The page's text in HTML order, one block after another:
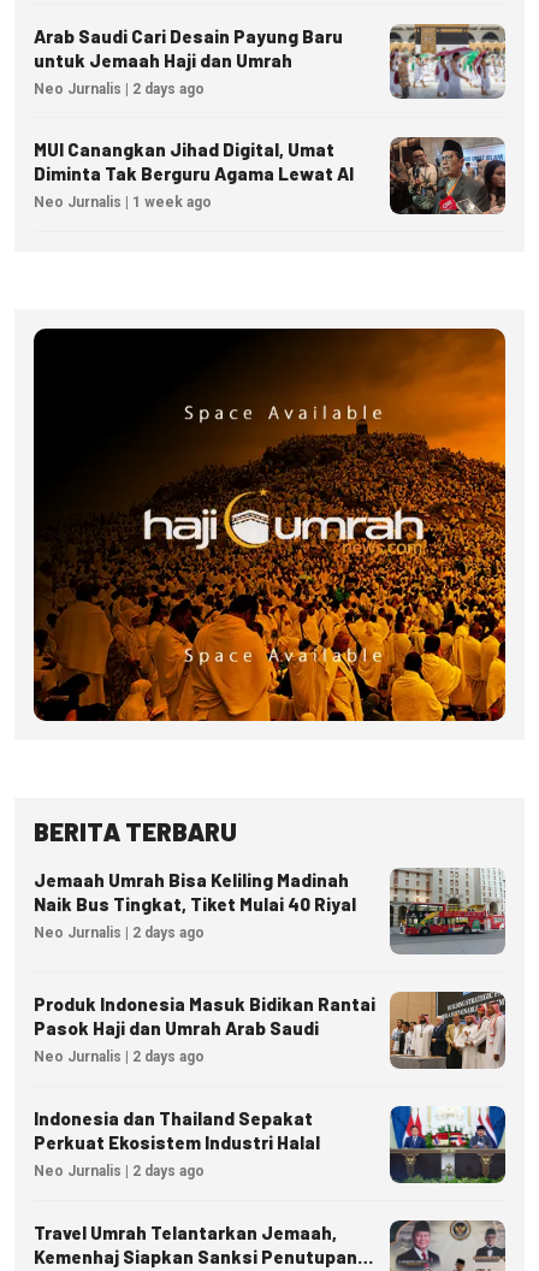
Arab Saudi Cari Desain Payung Baru
untuk Jemaah Haji dan Umrah
Neo Jurnalis | 2 days ago
MUI Canangkan Jihad Digital, Umat
Diminta Tak Berguru Agama Lewat AI
Neo Jurnalis | 1 week ago
BERITA TERBARU
Jemaah Umrah Bisa Keliling Madinah
Naik Bus Tingkat, Tiket Mulai 40 Riyal
Neo Jurnalis | 2 days ago
Produk Indonesia Masuk Bidikan Rantai
Pasok Haji dan Umrah Arab Saudi
Neo Jurnalis | 2 days ago
Indonesia dan Thailand Sepakat
Perkuat Ekosistem Industri Halal
Neo Jurnalis | 2 days ago
Travel Umrah Telantarkan Jemaah,
Kemenhaj Siapkan Sanksi Penutupan